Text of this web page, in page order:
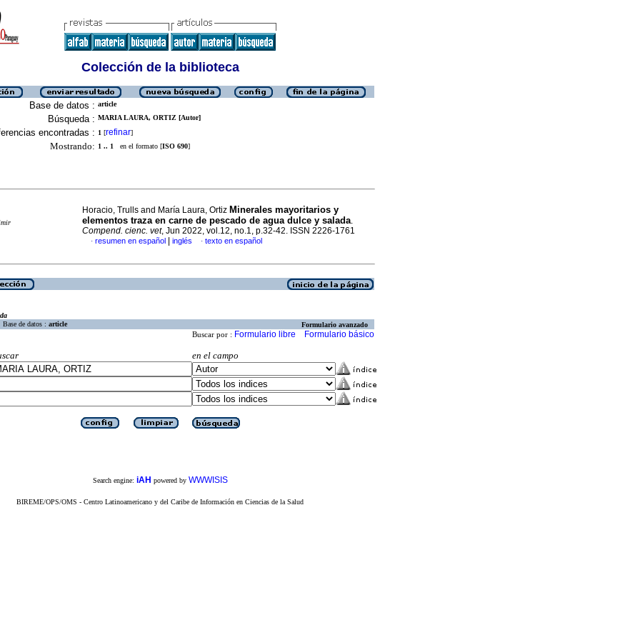
Colección de la biblioteca
Base de datos : article
Búsqueda : MARIA LAURA, ORTIZ [Autor]
encontradas : 1 [refinar]
Mostrando: 1 .. 1 en el formato [ISO 690]
Horacio, Trulls and María Laura, Ortiz Minerales mayoritarios y
elementos traza en carne de pescado de agua dulce y salada.
Compend. cienc. vet, Jun 2022, vol.12, no.1, p.32-42. ISSN 2226-1761
· resumen en español inglés · texto en español
Base de datos : article Formulario avanzado
Buscar por : Formulario libre Formulario básico
en el campo
Search engine: iAH powered by WWWISIS
BIREME/OPS/OMS - Centro Latinoamericano y del Caribe de Información en Ciencias de la Salud